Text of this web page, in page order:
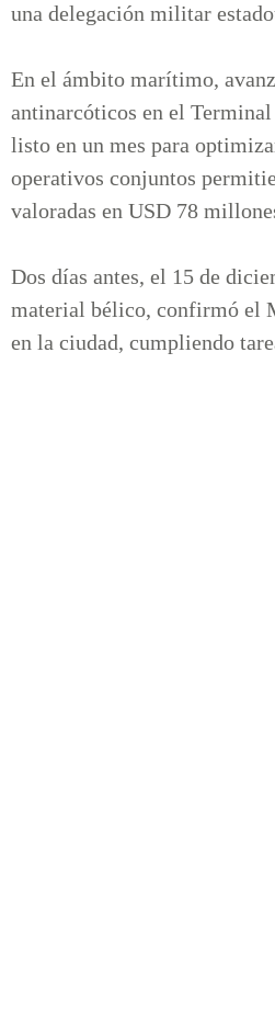
una delegación militar
En el ámbito marítimo,
antinarcóticos en el
listo en un mes para
operativos conjuntos
valoradas en USD 78
Dos días antes, el 15 de
material bélico, confirmó el
en la ciudad, cumpliendo